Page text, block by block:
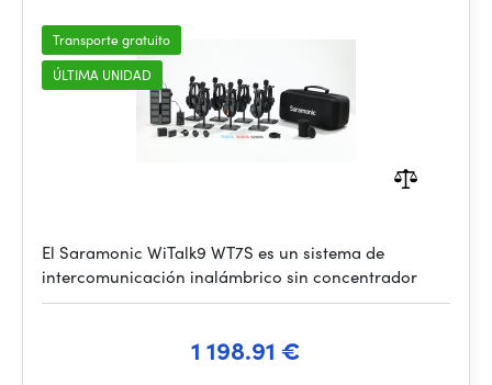
Transporte gratuito
ÚLTIMA UNIDAD
El Saramonic WiTalk9 WT7S es un sistema de
intercomunicación inalámbrico sin concentrador
1 198.91 €